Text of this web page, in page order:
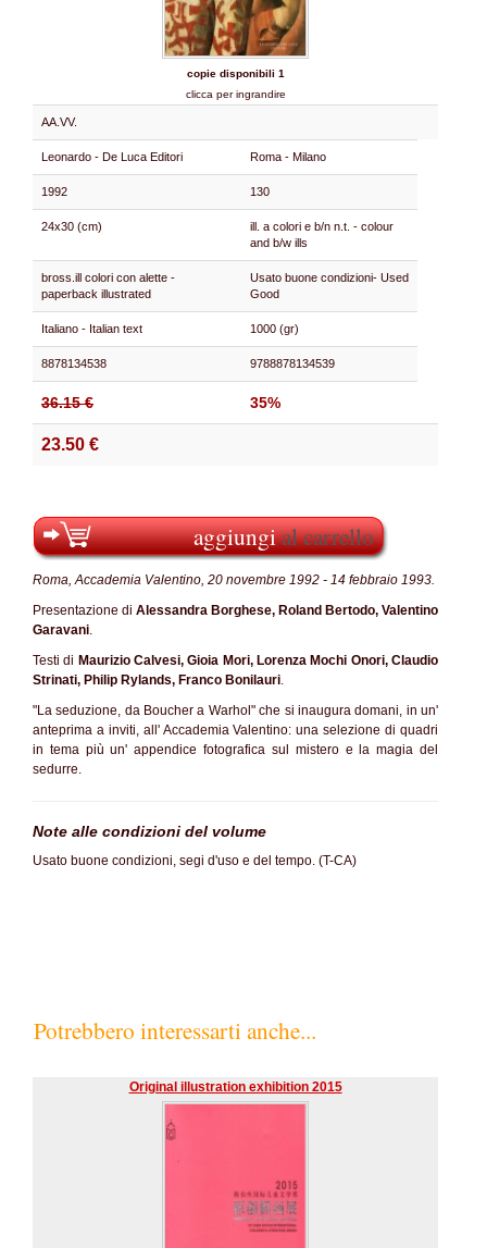
copie disponibili 1
clicca per ingrandire
AA.VV.
Leonardo - De Luca Editori Roma - Milano
1992 130
24x30 (cm)
ill. a colori e b/n n.t. - colour
and b/w ills
bross.ill colori con alette -
paperback illustrated
Usato buone condizioni- Used
Good
Italiano - Italian text 1000 (gr)
8878134538 9788878134539
36.15 € 35%
23.50 €
aggiungial carrello
Roma, Accademia Valentino, 20 novembre 1992 - 14 febbraio 1993.
Presentazione di Alessandra Borghese, Roland Bertodo, Valentino
Garavani.
Testi di Maurizio Calvesi, Gioia Mori, Lorenza Mochi Onori, Claudio
Strinati, Philip Rylands, Franco Bonilauri.
"La seduzione, da Boucher a Warhol" che si inaugura domani, in un'
anteprima a inviti, all' Accademia Valentino: una selezione di quadri
in tema più un' appendice fotografica sul mistero e la magia del
sedurre.
Note alle condizioni del volume
Usato buone condizioni, segi d'uso e del tempo. (T-CA)
Potrebbero interessarti anche...
Original illustration exhibition 2015